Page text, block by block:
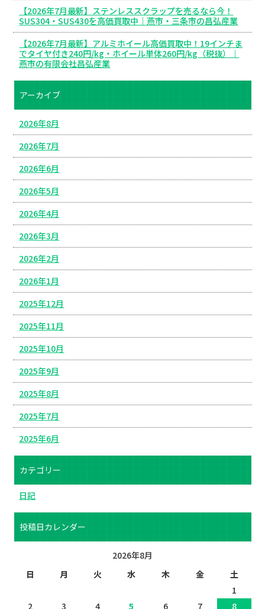
【2026年7月最新】ステンレススクラップを売るなら今！
SUS304・SUS430を高価買取中｜燕市・三条市の昌弘産業
【2026年7月最新】アルミホイール高価買取中！19インチま
でタイヤ付き240円/kg・ホイール単体260円/kg（税抜）｜
燕市の有限会社昌弘産業
アーカイブ
2026年8月
2026年7月
2026年6月
2026年5月
2026年4月
2026年3月
2026年2月
2026年1月
2025年12月
2025年11月
2025年10月
2025年9月
2025年8月
2025年7月
2025年6月
カテゴリー
日記
投稿日カレンダー
2026年8月
日
月 火 水 木 金
土
1
2
3 4 5 6 7 8